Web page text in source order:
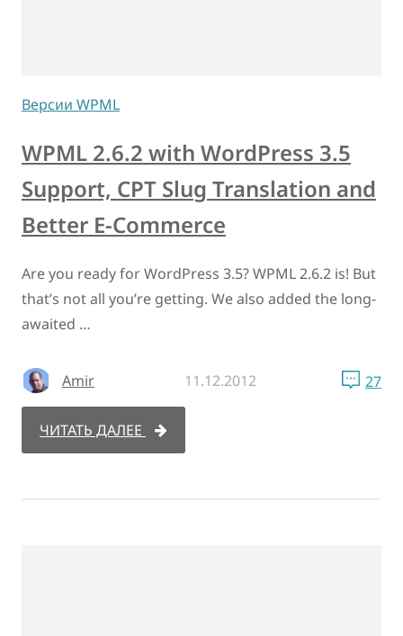
Версии WPML
WPML 2.6.2 with WordPress 3.5
Support, CPT Slug Translation and
Better E-Commerce
Are you ready for WordPress 3.5? WPML 2.6.2 is! But
that’s not all you’re getting. We also added the long-
awaited …
Amir 11.12.2012 27
ЧИТАТЬ ДАЛЕЕ